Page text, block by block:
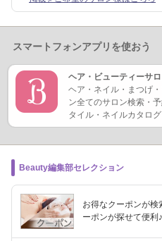
スマートフォンアプリを使おう
ヘア・ビューティーサ
ヘア・ネイル・まつげ
ン全てのサロン検索・
タイル・ネイルカタロ
Beauty編集部セレクション
お得なクーポンが検
ーポンが探せて便利♪